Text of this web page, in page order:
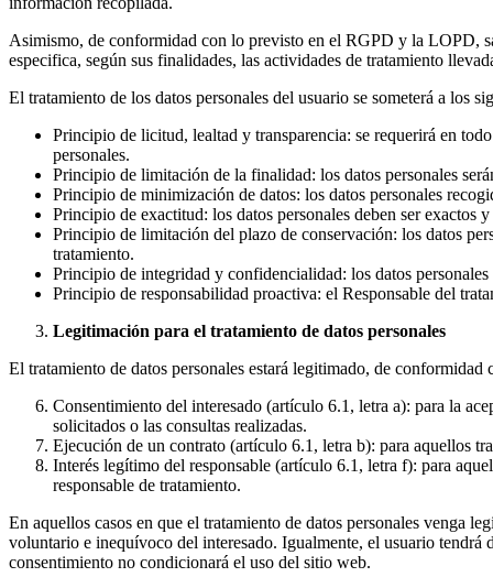
Asimismo, de conformidad con lo previsto en el RGPD y la LOPD,
especifica, según sus finalidades, las actividades de tratamiento
El tratamiento de los datos personales del usuario se someterá a los
Principio de licitud, lealtad y transparencia: se requerirá en
personales.
Principio de limitación de la finalidad: los datos personales
Principio de minimización de datos: los datos personales
Principio de exactitud: los datos personales deben ser exactos
Principio de limitación del plazo de conservación: los datos
tratamiento.
Principio de integridad y confidencialidad: los datos
Principio de responsabilidad proactiva: el Responsable del
Legitimación para el tratamiento de datos personales
El tratamiento de datos personales estará legitimado, de
Consentimiento del interesado (artículo 6.1, letra a): para la
solicitados o las consultas realizadas.
Ejecución de un contrato (artículo 6.1, letra b): para aquellos
Interés legítimo del responsable (artículo 6.1, letra f): para
responsable de tratamiento.
En aquellos casos en que el tratamiento de datos personales venga
voluntario e inequívoco del interesado. Igualmente, el usuario
consentimiento no condicionará el uso del sitio web.